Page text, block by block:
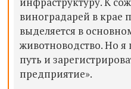
виноградарей в крае
выделяется в
животноводство. Но
путь и
предприятие».